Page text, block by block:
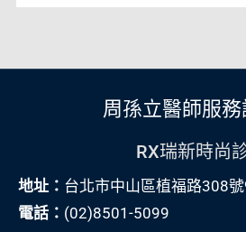
周孫立醫師服務
RX瑞新時尚
地址： 台北市中山區植福路308
電話： (02)8501-5099